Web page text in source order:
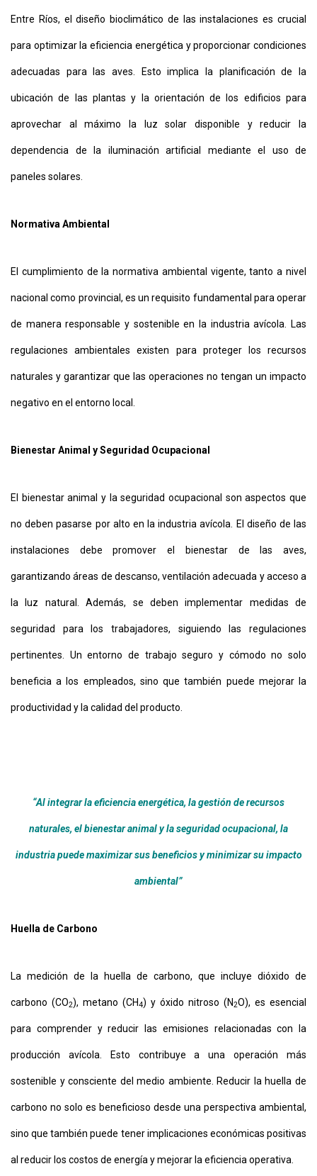
Entre Ríos, el diseño bioclimático de las instalaciones es crucial
para optimizar la eficiencia energética y proporcionar condiciones
adecuadas para las aves. Esto implica la planificación de la
ubicación de las plantas y la orientación de los edificios para
aprovechar al máximo la luz solar disponible y reducir la
dependencia de la iluminación artificial mediante el uso de
paneles solares.
Normativa Ambiental
El cumplimiento de la normativa ambiental vigente, tanto a nivel
nacional como provincial, es un requisito fundamental para operar
de manera responsable y sostenible en la industria avícola. Las
regulaciones ambientales existen para proteger los recursos
naturales y garantizar que las operaciones no tengan un impacto
negativo en el entorno local.
Bienestar Animal y Seguridad Ocupacional
El bienestar animal y la seguridad ocupacional son aspectos que
no deben pasarse por alto en la industria avícola. El diseño de las
instalaciones debe promover el bienestar de las aves,
garantizando áreas de descanso, ventilación adecuada y acceso a
la luz natural. Además, se deben implementar medidas de
seguridad para los trabajadores, siguiendo las regulaciones
pertinentes. Un entorno de trabajo seguro y cómodo no solo
beneficia a los empleados, sino que también puede mejorar la
productividad y la calidad del producto.
“Al integrar la eficiencia energética, la gestión de recursos
naturales, el bienestar animal y la seguridad ocupacional, la
industria puede maximizar sus beneficios y minimizar su impacto
ambiental”
Huella de Carbono
La medición de la huella de carbono, que incluye dióxido de
carbono (CO2), metano (CH4) y óxido nitroso (N2O), es esencial
para comprender y reducir las emisiones relacionadas con la
producción avícola. Esto contribuye a una operación más
sostenible y consciente del medio ambiente. Reducir la huella de
carbono no solo es beneficioso desde una perspectiva ambiental,
sino que también puede tener implicaciones económicas positivas
al reducir los costos de energía y mejorar la eficiencia operativa.